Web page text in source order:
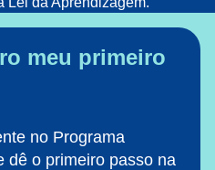
meu primeiro
no Programa
dê o primeiro passo na